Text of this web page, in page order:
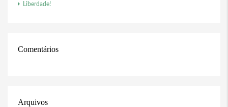
Liberdade!
Comentários
Arquivos